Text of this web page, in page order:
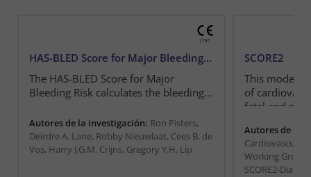
HAS-BLED Score for Major Bleeding Risk
The HAS-BLED Score for Major
Bleeding Risk calculates the bleeding
Autores de la investigación: Ron Pisters,
Deirdre A. Lane, Robby Nieuwlaat, Cees B. de
Vos, Harry J.G.M. Crijns, Gregory Y.H. Lip
SCORE2
This model
of
fatal and
Autores de la
Cardiovascular
Working Group,
SCORE2-